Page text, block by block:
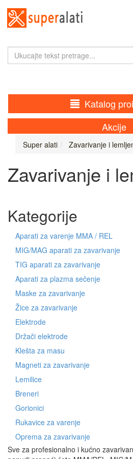
Katalog
Akcije
Super alati Zavarivanje i
Zavarivanje i
Kategorije
Aparati za varenje MMA / REL
MIG/MAG aparati za zavarivanje
TIG aparati za zavarivanje
Aparati za plazma sečenje
Maske za zavarivanje
Žice za zavarivanje
Elektrode
Držači elektrode
Klešta za masu
Magneti za zavarivanje
Lemilice
Breneri
Gorionici
Rukavice za varenje
Oprema za zavarivanje
Sve za profesionalno i kućno